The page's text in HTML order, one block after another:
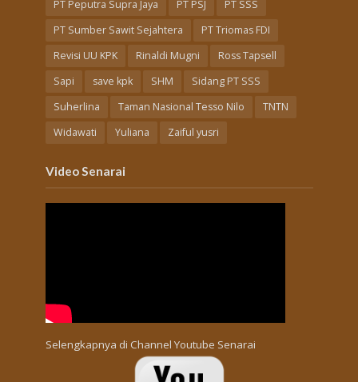
PT Peputra Supra Jaya
PT PSJ
PT SSS
PT Sumber Sawit Sejahtera
PT Triomas FDI
Revisi UU KPK
Rinaldi Mugni
Ross Tapsell
Sapi
save kpk SHM
Sidang PT SSS
Suherlina
Taman Nasional Tesso Nilo
TNTN
Widawati
Yuliana Zaiful yusri
Video Senarai
Selengkapnya di Channel Youtube Senarai